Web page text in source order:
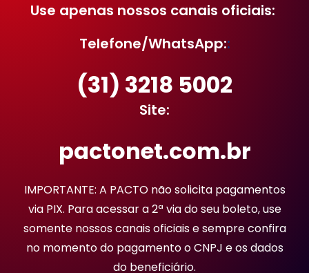
Use apenas nossos canais oficiais:
Telefone/WhatsApp::
(31) 3218 5002
Site:
pactonet.com.br
IMPORTANTE: A PACTO não solicita pagamentos
via PIX. Para acessar a 2ª via do seu boleto, use
somente nossos canais oficiais e sempre confira
no momento do pagamento o CNPJ e os dados
do beneficiário.